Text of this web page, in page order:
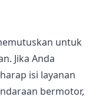
untuk
Jika Anda
isi layanan
bermotor,